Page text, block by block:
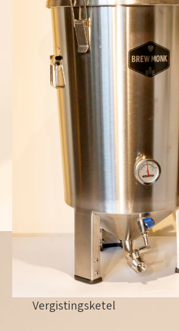
Vergistingsketel